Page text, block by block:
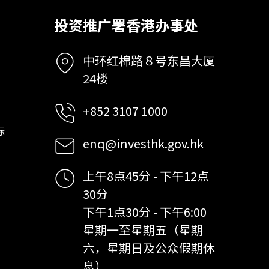
投资推广署香港办事处
中环红棉路８号东昌大厦
24楼
+852 3107 1000
enq@investhk.gov.hk
上午8点45分 - 下午12点
30分
下午1点30分 - 下午6:00
星期一至星期五（星期
六，星期日及公众假期休
息）